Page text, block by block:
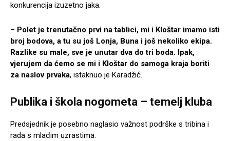
konkurencija izuzetno jaka.
– Polet je trenutačno prvi na tablici, mi i Kloštar imamo isti
broj bodova, a tu su još Lonja, Buna i još nekoliko ekipa.
Razlike su male, sve je unutar dva do tri boda. Ipak,
vjerujem da ćemo se mi i Kloštar do samoga kraja boriti
za naslov prvaka, istaknuo je Karadžić.
Publika i škola nogometa – temelj kluba
Predsjednik je posebno naglasio važnost podrške s tribina i
rada s mlađim uzrastima.